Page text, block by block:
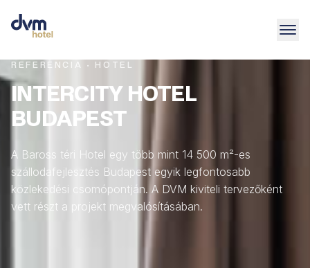
REFERENCIA · HOTEL
INTERCITY HOTEL
BUDAPEST
A Baross téri Hotel egy több mint 14 500 m²-es
szállodafejlesztés Budapest egyik legfontosabb
közlekedési csomópontján. A DVM kiviteli tervezőként
vett részt a projekt megvalósításában.